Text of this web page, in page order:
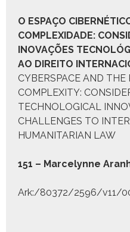
O ESPAÇO C
COMPLEXIDADE:
INOVAÇÕES
AO DIREITO
CYBERSPACE AND THE
COMPLEXITY:
TECHNOLOGICAL
CHALLENGES TO
HUMANITARIAN LAW
151 – Marce­lynne
Ark:/80372/2596/v11/